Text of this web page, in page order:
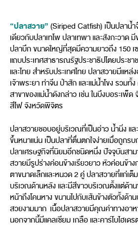
“ปลาสวาย” (Siriped Catfish) เป็นปลาน้ำ
เดียวกับปลาเทโพ ปลาเทพา และสังกะวาด
ปลาบึก ขนาดใหญ่ที่สุดมีความยาวถึง 150
แถบประเทศสาธารณรัฐประชาธิปไตยประช
และไทย สำหรับประเทศไทย ปลาสวายมีแหล่
เจ้าพระยา ท่าจีน ป่าสัก และแม่น้ำโขง รวม
สาขาของแม่น้ำดังกล่าว เช่น ในบึงบอระเพ็
สีไฟ จังหวัดพิจิตร
ปลาสวายชอบอยู่บริเวณที่เป็นอ่าว น้ำนิ่ง แ
ขึ้นหนาแน่น เป็นปลาที่ตื่นตกใจง่ายเมื่อถูกร
ปลาเศรษฐกิจที่นิยมอีกชนิดหนึ่ง ปัจจุบันสา
สวายมีรูปร่างค่อนข้างเรียวยาว หัวค่อนข้า
ตาขนาดเล็กและหนวด 2 คู่ ปลาสวายที่แก่เต็
บริเวณด้านหลัง และมีสีขาวบริเวณตั้งแต่ด้า
หน้าถึงโคนหาง ขนานไปกับเส้นข้างตัวทั้งด้า
สวยงามมาก เนื้อปลาสวายมีคุณค่าทางอา
นอกจากนี้มีแคลเซียม เกลือ และคาร์โบไฮเดร